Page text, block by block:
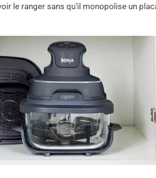
le ranger sans qu’il monopolise un